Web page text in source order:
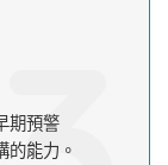
期預警
的能力。